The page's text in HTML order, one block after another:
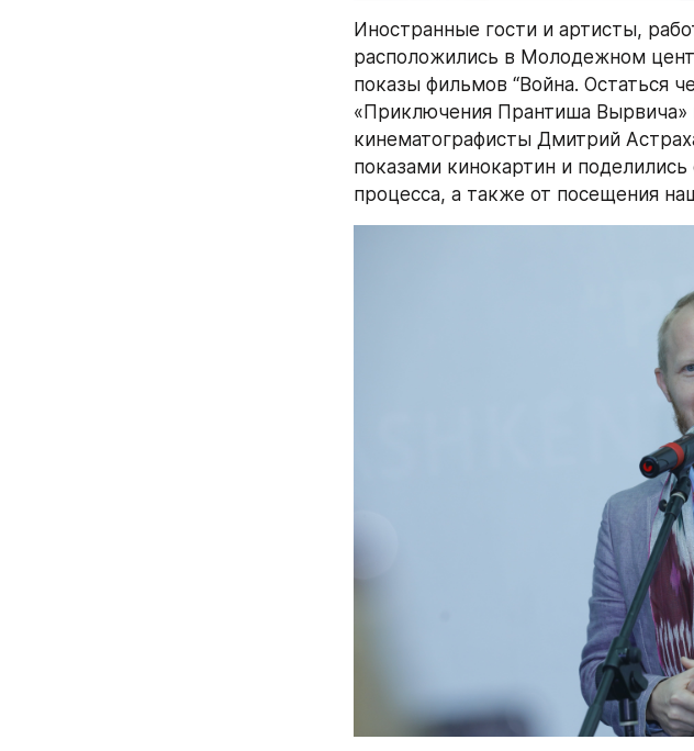
Иностранные гости и артисты,
расположились в Молодежном
показы фильмов “Война. Остаться
«Приключения Прантиша Вырвича»
кинематографисты Дмитрий
показами кинокартин и
процесса, а также от посещения